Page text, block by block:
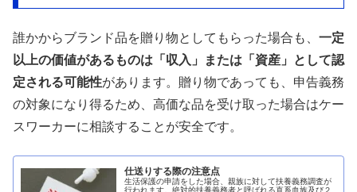
誰かからブランド品を贈り物としてもらった場合も、 一定
以上の価値があるものは「収入」または「資産」として認
定される可能性があります。贈り物であっても、申告義務
の対象になり得るため、高価な品を受け取った場合はケー
スワーカーに相談することが安全です。
仕送りする際の注意点
生活保護の申請をした場合、親族に対して扶養義務調査が